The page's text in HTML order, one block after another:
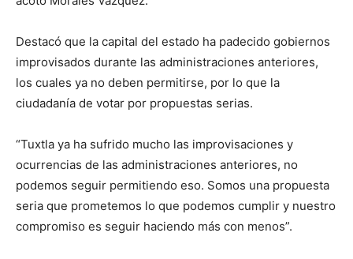
Destacó que la capital del estado ha padecido gobiernos
improvisados durante las administraciones anteriores,
los cuales ya no deben permitirse, por lo que la
ciudadanía de votar por propuestas serias.
“Tuxtla ya ha sufrido mucho las improvisaciones y
ocurrencias de las administraciones anteriores, no
podemos seguir permitiendo eso. Somos una propuesta
seria que prometemos lo que podemos cumplir y nuestro
compromiso es seguir haciendo más con menos”.